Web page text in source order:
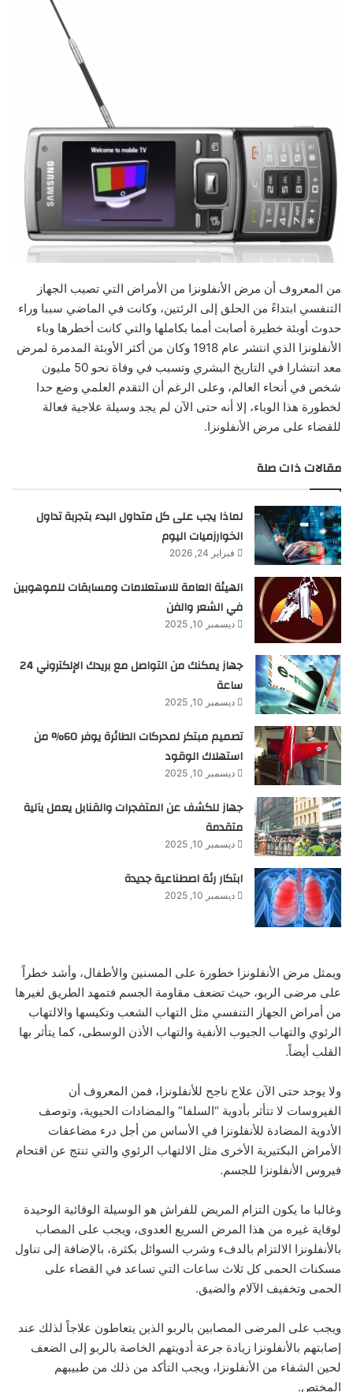
من المعروف أن مرض الأنفلونزا من الأمراض التي تصيب الجهاز
التنفسي ابتداءً من الحلق إلى الرئتين، وكانت في الماضي سببا وراء
حدوث أوبئة خطيرة أصابت أمما بكاملها والتي كانت أخطرها وباء
الأنفلونزا الذي انتشر عام 1918 وكان من أكثر الأوبئة المدمرة لمرض
معد انتشارا في التاريخ البشري وتسبب في وفاة نحو 50 مليون
شخص في أنحاء العالم، وعلى الرغم أن التقدم العلمي وضع حدا
لخطورة هذا الوباء، إلا أنه حتى الآن لم يجد وسيلة علاجية فعالة
للقضاء على مرض الأنفلونزا.
مقالات ذات صلة
لماذا يجب على كل متداول البدء بتجربة تداول
الخوارزميات اليوم
فبراير 24, 2026
الهيئة العامة للاستعلامات ومسابقات للموهوبين
في الشعر والفن
ديسمبر 10, 2025
جهاز يمكنك من التواصل مع بريدك الإلكتروني 24
ساعة
ديسمبر 10, 2025
تصميم مبتكر لمحركات الطائرة يوفر 60% من
استهلاك الوقود
ديسمبر 10, 2025
جهاز للكشف عن المتفجرات والقنابل يعمل بآلية
متقدمة
ديسمبر 10, 2025
ابتكار رئة اصطناعية جديدة
ديسمبر 10, 2025
ويمثل مرض الأنفلونزا خطورة على المسنين والأطفال، وأشد خطراً
على مرضى الربو، حيث تضعف مقاومة الجسم فتمهد الطريق لغيرها
من أمراض الجهاز التنفسي مثل التهاب الشعب وتكيسها والالتهاب
الرئوي والتهاب الجيوب الأنفية والتهاب الأذن الوسطى، كما يتأثر بها
القلب أيضاً.
ولا يوجد حتى الآن علاج ناجح للأنفلونزا، فمن المعروف أن
الفيروسات لا تتأثر بأدوية “السلفا” والمضادات الحيوية، وتوصف
الأدوية المضادة للأنفلونزا في الأساس من أجل درء مضاعفات
الأمراض البكتيرية الأخرى مثل الالتهاب الرئوي والتي تنتج عن اقتحام
فيروس الأنفلونزا للجسم.
وغالبا ما يكون التزام المريض للفراش هو الوسيلة الوقائية الوحيدة
لوقاية غيره من هذا المرض السريع العدوى، ويجب على المصاب
بالأنفلونزا الالتزام بالدفء وشرب السوائل بكثرة، بالإضافة إلى تناول
مسكنات الحمى كل ثلاث ساعات التي تساعد في القضاء على
الحمى وتخفيف الآلام والضيق.
ويجب على المرضى المصابين بالربو الذين يتعاطون علاجاً لذلك عند
إصابتهم بالأنفلونزا زيادة جرعة أدويتهم الخاصة بالربو إلى الضعف
لحين الشفاء من الأنفلونزا، ويجب التأكد من ذلك من طبيبهم
المختص.